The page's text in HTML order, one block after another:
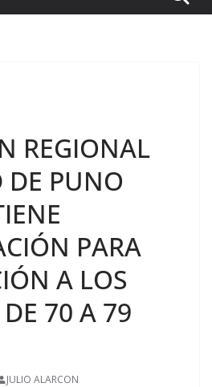
REGIONAL
DE PUNO
PARA
A LOS
70 A 79
JULIO ALARCON